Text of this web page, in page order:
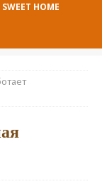
SWEET HOME